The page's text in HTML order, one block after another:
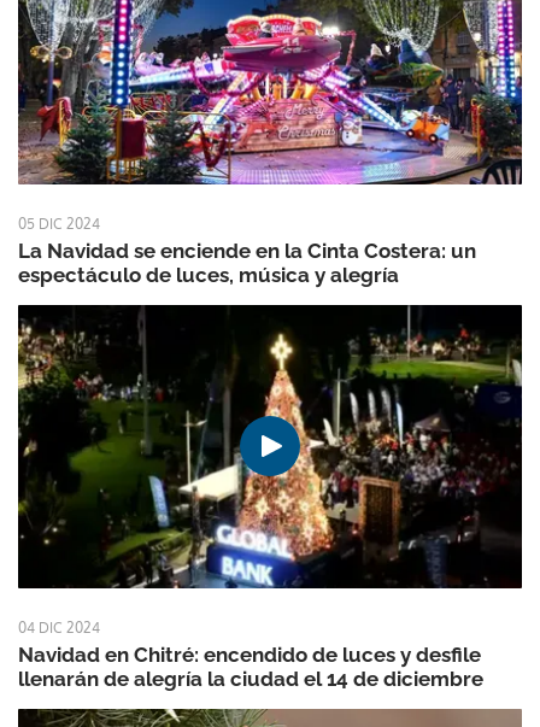
05 DIC 2024
La Navidad se enciende en la Cinta Costera: un
espectáculo de luces, música y alegría
04 DIC 2024
Navidad en Chitré: encendido de luces y desfile
llenarán de alegría la ciudad el 14 de diciembre